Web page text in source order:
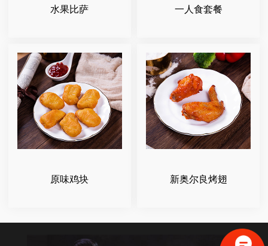
水果比萨 一人食套餐
原味鸡块 新奥尔良烤翅